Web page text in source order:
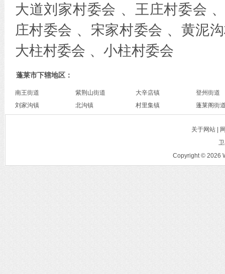
大道刘家村委会 、王庄村委会
庄村委会 、宋家村委会 、黄泥
大柱村委会 、小柱村委会
蓬莱市下辖地区：
南王街道 紫荆山街道 大辛店镇
登州街道
刘家沟镇
北沟镇 村里集镇 蓬莱阁街
关于网站 |
Copyright © 2026